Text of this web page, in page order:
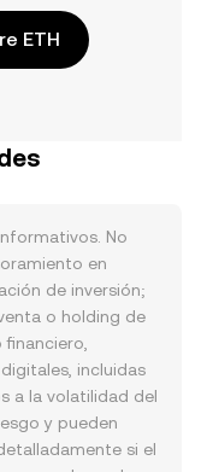
ETH
No
en
de inversión;
o holding de
incluidas
a la volatilidad del
y pueden
si el